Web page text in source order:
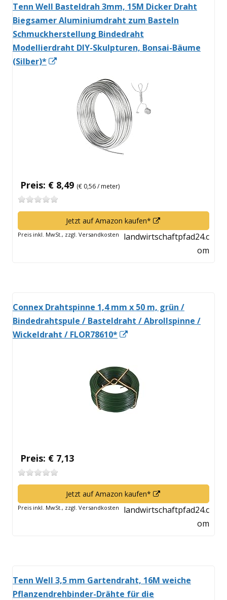
Tenn Well Basteldrah 3mm, 15M Dicker Draht
Biegsamer Aluminiumdraht zum Basteln
Schmuckherstellung Bindedraht
Modellierdraht DIY-Skulpturen, Bonsai-Bäume
(Silber)*
Fenster
öffnen
Preis: € 8,49 (€ 0,56 / meter)
Jetzt auf Amazon kaufen*
neuem
Fenster
Preis inkl. MwSt., zzgl. Versandkosten
landwirtschaftpfad24.c
om
Connex Drahtspinne 1,4 mm x 50 m, grün /
Bindedrahtspule / Basteldraht / Abrollspinne /
Wickeldraht / FLOR78610*
öffnen
Preis: € 7,13
Jetzt auf Amazon kaufen*
neuem
Fenster
Preis inkl. MwSt., zzgl. Versandkosten
landwirtschaftpfad24.c
om
Tenn Well 3,5 mm Gartendraht, 16M weiche
Pflanzendrehbinder-Drähte für die